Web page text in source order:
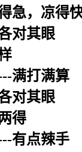
急，凉得
对其眼
满打满算
对其眼
得
有点辣手